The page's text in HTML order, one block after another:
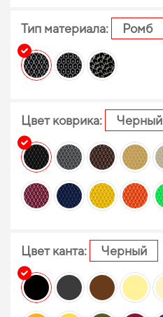
Тип материала: Ромб
Цвет коврика: Черный
Цвет канта: Черный